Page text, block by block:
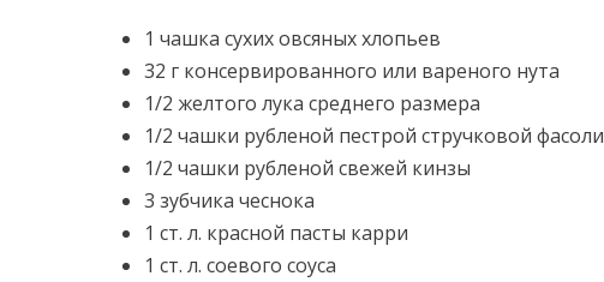
1 чашка сухих овсяных хлопьев
32 г консервированного или вареного нута
1/2 желтого лука среднего размера
1/2 чашки рубленой пестрой стручковой фасоли
1/2 чашки рубленой свежей кинзы
3 зубчика чеснока
1 ст. л. красной пасты карри
1 ст. л. соевого соуса